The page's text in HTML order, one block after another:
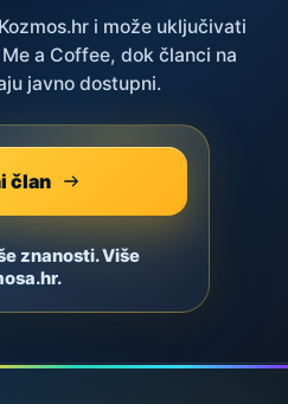
i može uključivati
a Coffee, dok članci na
javno dostupni.
član
znanosti. Više